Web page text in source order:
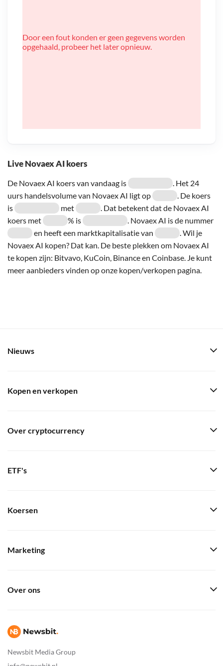
Live Novaex AI koers
De Novaex AI koers van vandaag is
. Het 24
uurs handelsvolume van Novaex AI ligt op
. De koers
is
met
. Dat betekent dat de Novaex AI
koers met
% is
. Novaex AI is de nummer
en heeft een marktkapitalisatie van
. Wil je
Novaex AI kopen? Dat kan. De beste plekken om Novaex AI
te kopen zijn: Bitvavo, KuCoin, Binance en Coinbase. Je kunt
meer aanbieders vinden op onze kopen/verkopen pagina.
Door een fout konden er geen gegevens worden
opgehaald, probeer het later opnieuw.
Newsbit Media Group
Nieuws
Kopen en verkopen
Over cryptocurrency
ETF's
Koersen
Marketing
Over ons